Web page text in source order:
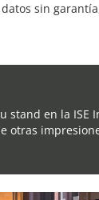
sin
stand en la ISE
otras